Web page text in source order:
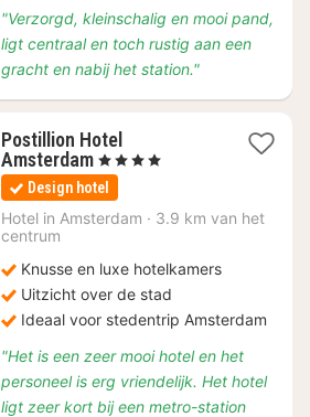
"Verzorgd, kleinschalig en mooi pand,
ligt centraal en toch rustig aan een
gracht en nabij het station."
Postillion Hotel
Amsterdam1
nacht
vanaf
€
, 4 Sterren
Design hotel
Hotel in Amsterdam · 3.9 km van het
centrum
Knusse en luxe hotelkamers
Uitzicht over de stad
Ideaal voor stedentrip Amsterdam
"Het is een zeer mooi hotel en het
personeel is erg vriendelijk. Het hotel
ligt zeer kort bij een metro-station